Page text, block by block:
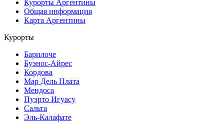
Курорты Аргентины
Общая информация
Карта Аргентины
Курорты
Барилоче
Буэнос-Айрес
Кордова
Мар Дель Плата
Мендоса
Пуэрто Игуасу
Сальта
Эль-Калафате